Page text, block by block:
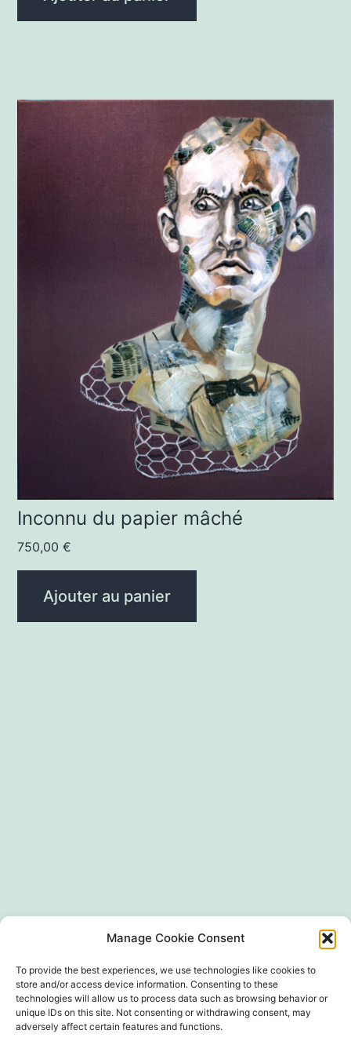
Manage Cookie Consent
To provide the best experiences, we use technologies like cookies to
store and/or access device information. Consenting to these
technologies will allow us to process data such as browsing behavior or
unique IDs on this site. Not consenting or withdrawing consent, may
adversely affect certain features and functions.
Inconnu du papier mâché
750,00€
Ajouter au panier
SIRET 497 594 416 00024